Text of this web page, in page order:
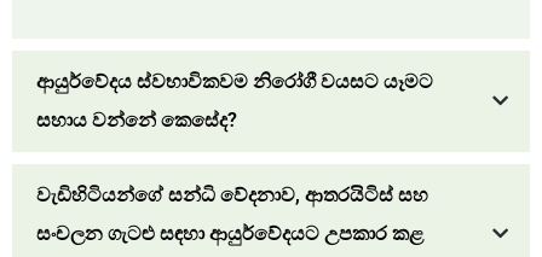
ආයුර්වේදය ස්වභාවිකවම නිරෝගී වයසට යෑමට
සහාය වන්නේ කෙසේද?
වැඩිහිටියන්ගේ සන්ධි වේදනාව, ආතරයිටිස් සහ
සංචලන ගැටළු සඳහා ආයුර්වේදයට උපකාර කළ